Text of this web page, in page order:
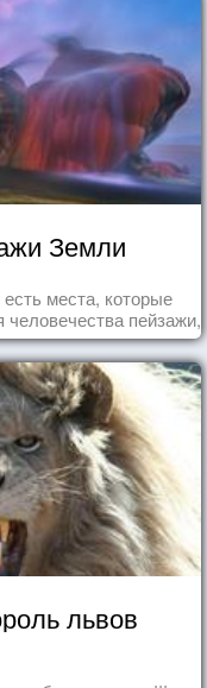
Земли
места, которые
пейзажи,
львов